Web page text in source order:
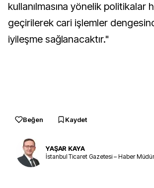
kullanılmasına yönelik politikalar
geçirilerek cari işlemler
iyileşme sağlanacaktır."
Beğen Kaydet
YAŞAR KAYA
İstanbul Ticaret Gazetesi – Haber